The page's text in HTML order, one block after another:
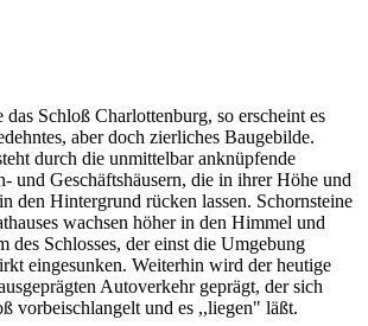
das Schloß Charlottenburg, so erscheint es
aber doch zierliches Baugebilde.
durch die unmittelbar anknüpfende
und Geschäftshäusern, die in ihrer Höhe und
den Hintergrund rücken lassen. Schornsteine
wachsen höher in den Himmel und
des Schlosses, der einst die Umgebung
eingesunken. Weiterhin wird der heutige
Autoverkehr geprägt, der sich
vorbeischlangelt und es ,,liegen" läßt.